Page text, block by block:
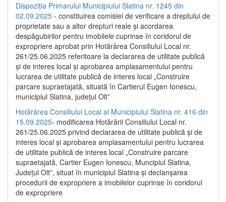
Dispoziția Primarului Municipiului Slatina nr. 1245 din
02.09.2025 - constituirea comisiei de verificare a dreptului de
proprietate sau a altor drepturi reale și acordarea
despăgubirilor pentru imobilele cuprinse în coridorul de
expropriere aprobat prin Hotărârea Consiliului Local nr.
261/25.06.2025 referitoare la declararea de utilitate publică
și de interes local și aprobarea amplasamentului pentru
lucrarea de utilitate publică de interes local „Construire
parcare supraetajată, situată în Cartierul Eugen Ionescu,
municipiul Slatina, județul Olt”
Hotărârea Consiliului Local al Municipiului Slatina nr. 416 din
15.09.2025- modificarea Hotărârii Consiliului Local nr.
261/25.06.2025 privind declararea de utilitate publică și de
interes local și aprobarea amplasamentului pentru lucrarea
de utilitate publică de interes local „Construire parcare
supraetajată, Cartier Eugen Ionescu, Muncipiul Slatina,
Județul Olt”, situat în municipiul Slatina și declanșarea
procedurii de expropriere a imobilelor cuprinse în coridorul
de expropriere